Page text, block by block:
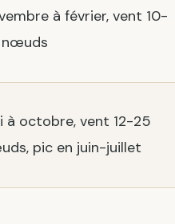
à février, vent 10-
à octobre, vent 12-25
pic en juin-juillet